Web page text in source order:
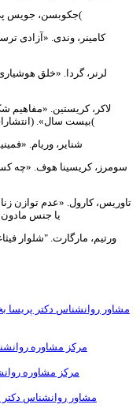
جکوبسن، جویس پی. «اقتصاد جنسیت»۱۹۹۸. (شابک ۰-۲۰۷۲۶-۶۳۱-۰(
لرنر، گردا. «خلق
لاکر، کریستین. «مفاهیم
بیست سال». (انتشارات دانشگاه هاروارد، ۱۹۹۶) (شابک ۹-۲۱۷۰۳-۶۷۴-۰(
شنایر، وریام.
سومرز، کریسینا هوف. «چه
تاوریس، کارول. «عدم توازن
یا جنس مادون». سایمون
ورتیم، مارگارت. "شلوار
مشاور روانشناس دکتر پریسا
مرکز مشاوره
مرکز مشاوره
مشاور روانشناس دکتر